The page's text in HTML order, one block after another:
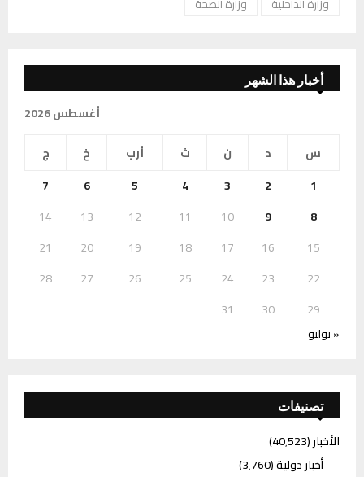
وزارة الداخلية
وزارة الصحة
أخبار هذا الشهر
أغسطس 2026
س
د ن ث أرب خ
ج
1
2
3
4
5
6
7
8
9
10
11
12
13
14
15
16
17
18
19
20
21
22
23
24
25
26
27
28
29
30
31
« يوليو
تصنيفات
الأخبار(40٬523)
أخبار دولية(3٬760)